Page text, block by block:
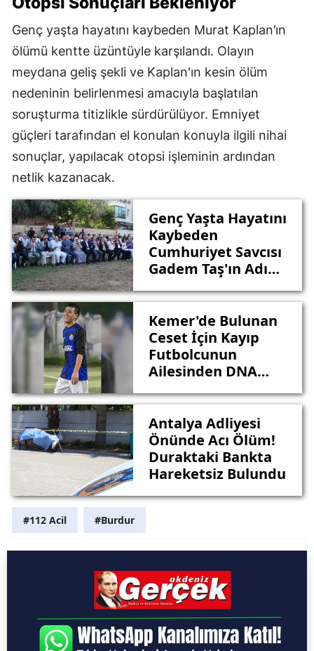
Genç yaşta hayatını kaybeden Murat Kaplan’ın
ölümü kentte üzüntüyle karşılandı. Olayın
meydana geliş şekli ve Kaplan'ın kesin ölüm
nedeninin belirlenmesi amacıyla başlatılan
soruşturma titizlikle sürdürülüyor. Emniyet
güçleri tarafından el konulan konuyla ilgili nihai
sonuçlar, yapılacak otopsi işleminin ardından
netlik kazanacak.
Genç Yaşta Hayatını
Kaybeden
Cumhuriyet Savcısı
Gadem Taş'ın Adı
Yaşayacak
Kemer'de Bulunan
Ceset İçin Kayıp
Futbolcunun
Ailesinden DNA
Antalya Adliyesi
Önünde Acı Ölüm!
Duraktaki Bankta
Hareketsiz Bulundu
#112 Acil #Burdur